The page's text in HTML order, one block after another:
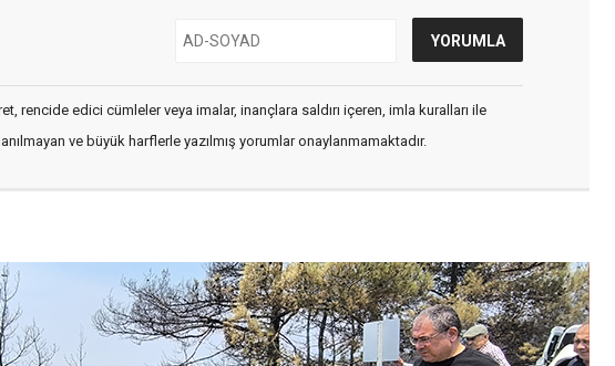
rencide edici cümleler veya imalar, inançlara saldırı içeren, imla kuralları ile
ve büyük harflerle yazılmış yorumlar onaylanmamaktadır.